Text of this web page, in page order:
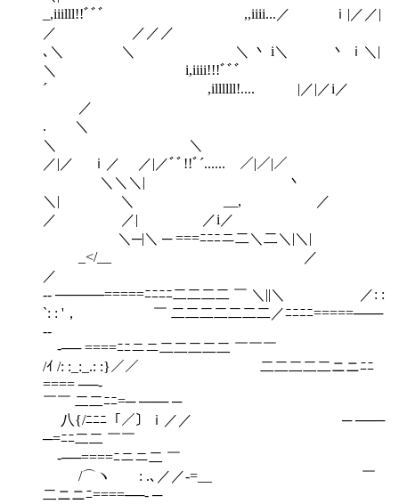
_,iiilll!!ﾞﾞ゛ ,,iiii...／ ｉ|／／|
／ ／／／
､＼ ＼ ＼ 丶 i＼ 丶 ｉ＼|
＼ i,iiii!!!ﾞﾞﾞ
´ ,illllll!.... |／|／i／
／
. ＼
＼ ＼
／|／ ｉ／ ／|／ﾞﾞ!!ﾞ´...... ／|／|／
＼＼＼| 丶
＼| ＼ __, ／
／ ／| ／i／
＼─|＼ ─ ===ﾆﾆﾆニ二＼二＼|＼|
_</__ ／
／
‐‐ ─────=====ﾆﾆﾆﾆ二二二二 ￣ ＼||＼ ／: :
`: : '， ￣ 二二二二二二二／ﾆﾆﾆﾆ=====───
‐‐
‐── ====ﾆﾆニニ二二二二二 ￣￣￣
/ｲ /: :_:_.: :}／／ ￣￣ 二二二二二ニニﾆﾆ
==== ──‐
￣￣ 二二ﾆﾆ=─ ─── ─
八{/ﾆﾆﾆ「／〕ｉ／／ ─ ───
─=ﾆﾆ二二 ￣￣
‐──====ﾆニニ二 ￣
/⌒ヽ : .､／／-=__ ￣
二ニニﾆ====──‐ ─